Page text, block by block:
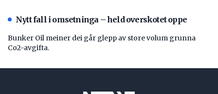
Nytt fall i omsetninga – held overskotet oppe
Bunker Oil meiner dei går glepp av store volum grunna
Co2-avgifta.